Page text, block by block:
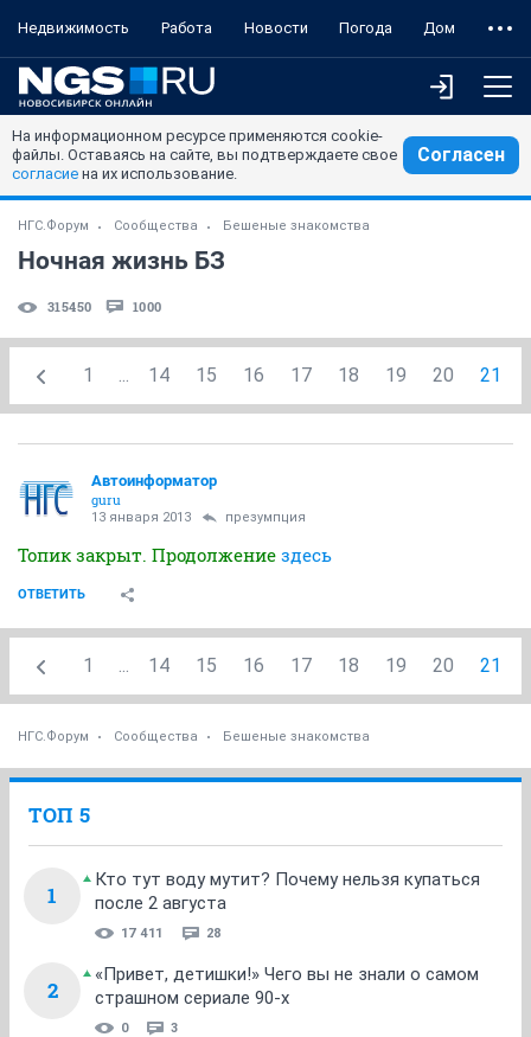
Недвижимость Работа Новости Погода Дом
На информационном ресурсе применяются cookie-
файлы. Оставаясь на сайте, вы подтверждаете свое
согласие на их использование.
Согласен
НГС.Форум Сообщества Бешеные знакомства
Ночная жизнь БЗ
315450 1000
1 ... 14 15 16 17 18 19 20 21
Автоинформатор
guru
13 января 2013 презумпция
Топик закрыт. Продолжение здесь
ОТВЕТИТЬ
1 ... 14 15 16 17 18 19 20 21
НГС.Форум Сообщества Бешеные знакомства
ТОП 5
1
Кто тут воду мутит? Почему нельзя купаться
после 2 августа
17 411 28
2
«Привет, детишки!» Чего вы не знали о самом
страшном сериале 90-х
0 3